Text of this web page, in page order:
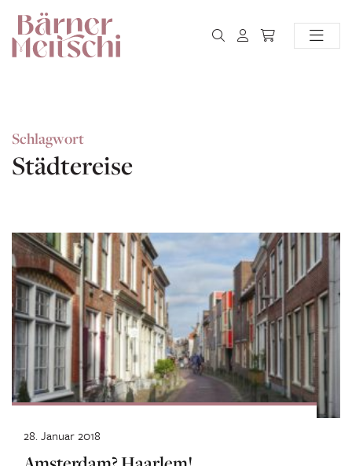
Schlagwort
Städtereise
28. Januar 2018